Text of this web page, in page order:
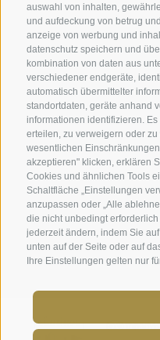
auswahl von inhalten,
und aufdeckung von betrug
anzeige von werbung und
datenschutz speichern und
kombination von daten aus
verschiedener endgeräte,
automatisch übermittelter
standortdaten, geräte anhand
informationen identifizieren.
erteilen, zu verweigern oder
wesentlichen
akzeptieren" klicken, erklären
Cookies und ähnlichen Tools
Schaltfläche „Einstellungen
anzupassen oder „Alle
die nicht unbedingt
jederzeit ändern, indem Sie
unten auf der Seite oder auf
Ihre Einstellungen gelten nur
Lage & Anreise
Hotel Plunhof
Fam. Volgger
Obere Gasse 7
I-39040 -
Telefon+39